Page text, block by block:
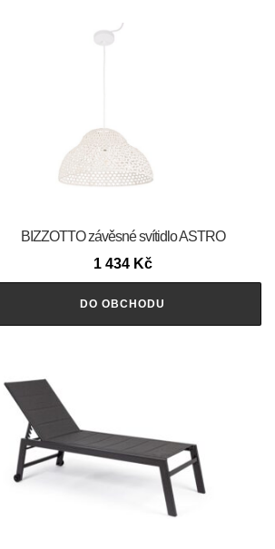
BIZZOTTO závěsné svítidlo ASTRO
1 434 Kč
DO OBCHODU